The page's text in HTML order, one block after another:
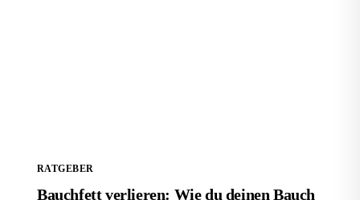
RATGEBER
Bauchfett verlieren: Wie du deinen Bauch